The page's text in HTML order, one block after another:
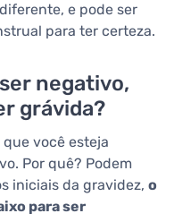
e pode ser
para ter certeza.
negativo,
grávida?
você esteja
Por quê? Podem
iniciais da gravidez, o
para ser